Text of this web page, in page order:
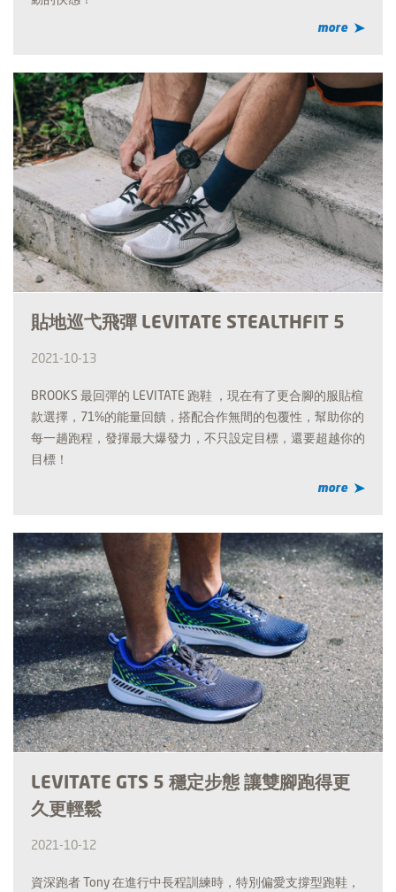
more
貼地巡弋飛彈 LEVITATE STEALTHFIT 5
2021-10-13
BROOKS 最回彈的 LEVITATE 跑鞋 ，現在有了更合腳的服貼楦
款選擇，71%的能量回饋，搭配合作無間的包覆性，幫助你的
每一趟跑程，發揮最大爆發力，不只設定目標，還要超越你的
目標！
more
LEVITATE GTS 5 穩定步態 讓雙腳跑得更
久更輕鬆
2021-10-12
資深跑者 Tony 在進行中長程訓練時，特別偏愛支撐型跑鞋，